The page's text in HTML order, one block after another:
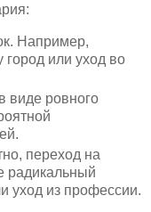
Например,
или уход во
виде ровного
переход на
радикальный
уход из профессии.